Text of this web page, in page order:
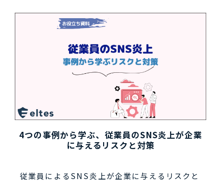
4つの事例から学ぶ、従業員のSNS炎上が企業
に与えるリスクと対策
従業員によるSNS炎上が企業に与えるリスクと